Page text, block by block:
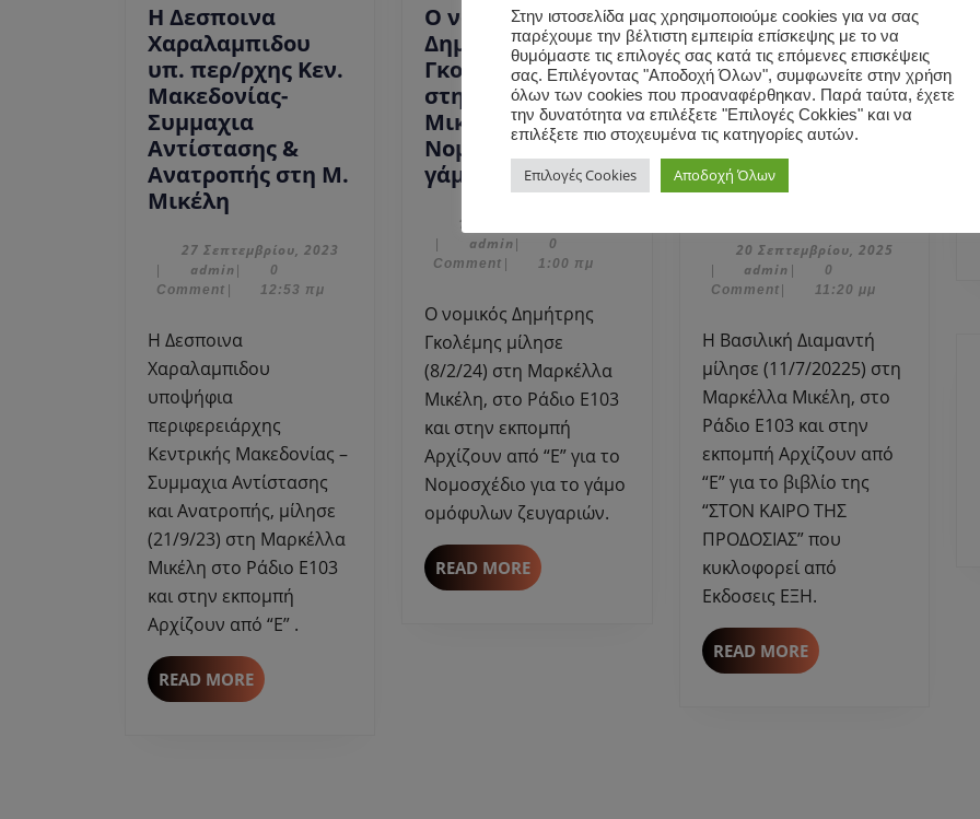
Η Δεσποινα
Χαραλαμπιδου
υπ. περ/ρχης Κεν.
Μακεδονίας-
Συμμαχια
Αντίστασης &
Ανατροπής στη Μ.
Μικέλη
Χαραλαμπιδου
υπ.
περ/
ρχης
Κεν.
Μακεδονίας-
Συμμαχια
Αντίστασης
&
Ανατροπής
στη
Μ.
Μικέλη
27 Σεπτεμβρίου, 2023
adminadmin
0
Comment
12:53 πμ
Η Δεσποινα
Χαραλαμπιδου
υποψήφια
περιφερειάρχης
Κεντρικής Μακεδονίας –
Συμμαχια Αντίστασης
και Ανατροπής, μίλησε
(21/9/23) στη Μαρκέλλα
Μικέλη στο Ράδιο Ε103
και στην εκπομπή
Αρχίζουν από “Ε” .
READ MOREREAD
MORE
Ο νομικός
Δημήτρης
Γκολέμης μίλησε
στη Μαρκέλλα
Μικέλη για το
Νομοσχέδιο για το
γάμο ομόφυλων .Ο
νομικός
Δημήτρης
Μαρκέλλα
για
το
Νομοσχέδιο
για
το
ομόφυλων
13 Φεβρουαρίου, 2024
13
Φεβρουαρίου,
adminadmin
0
Comment
1:00 πμ
Ο νομικός Δημήτρης
Γκολέμης μίλησε
(8/2/24) στη Μαρκέλλα
Μικέλη, στο Ράδιο Ε103
και στην εκπομπή
Αρχίζουν από “Ε” για το
Νομοσχέδιο για το γάμο
ομόφυλων ζευγαριών.
READ MOREREAD
MORE
Η Βασιλική
Διαμαντή μίλησε
στη Μαρκέλλα
Μικέλη για το
βιβλίο της “ΣΤΟΝ
ΚΑΙΡΟ ΤΗΣ
ΠΡΟΔΟΣΙΑΣ” –
ΕΞΗ.Η
Βασιλική
Διαμαντή
μίλησε
στη
Μαρκέλλα
Μικέλη
για
το
βιβλίο
της
“ΣΤΟΝ
ΚΑΙΡΟ
ΤΗΣ
ΠΡΟΔΟΣΙΑΣ”
–
20 Σεπτεμβρίου, 2025
admin admin
0
Comment
11:20 μμ
Η Βασιλική Διαμαντή
μίλησε (11/7/20225) στη
Μαρκέλλα Μικέλη, στο
Ράδιο Ε103 και στην
εκπομπή Αρχίζουν από
“Ε” για το βιβλίο της
“ΣΤΟΝ ΚΑΙΡΟ ΤΗΣ
ΠΡΟΔΟΣΙΑΣ” που
κυκλοφορεί από
Εκδοσεις ΕΞΗ.
READ MOREREAD
MORE
Στην ιστοσελίδα μας χρησιμοποιούμε cookies για να σας
παρέχουμε την βέλτιστη εμπειρία επίσκεψης με το να
θυμόμαστε τις επιλογές σας κατά τις επόμενες επισκέψεις
σας. Επιλέγοντας "Αποδοχή Όλων", συμφωνείτε στην χρήση
όλων των cookies που προαναφέρθηκαν. Παρά ταύτα, έχετε
την δυνατότητα να επιλέξετε "Επιλογές Cokkies" και να
επιλέξετε πιο στοχευμένα τις κατηγορίες αυτών.
Επιλογές Cookies Αποδοχή Όλων